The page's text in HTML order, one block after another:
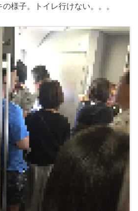
様子。トイレ行けない。。。